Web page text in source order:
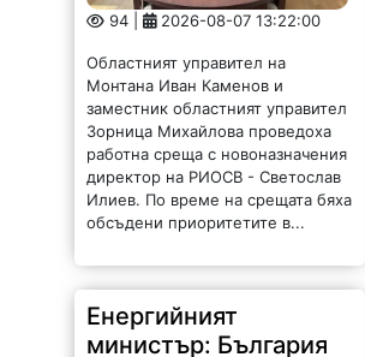
работна среща с новоназначения
директор на РИОСВ - Светослав
Илиев. По време на срещата бяха
обсъдени приоритетите в...
Енергийният
министър: България
има рекорден износ
на ток